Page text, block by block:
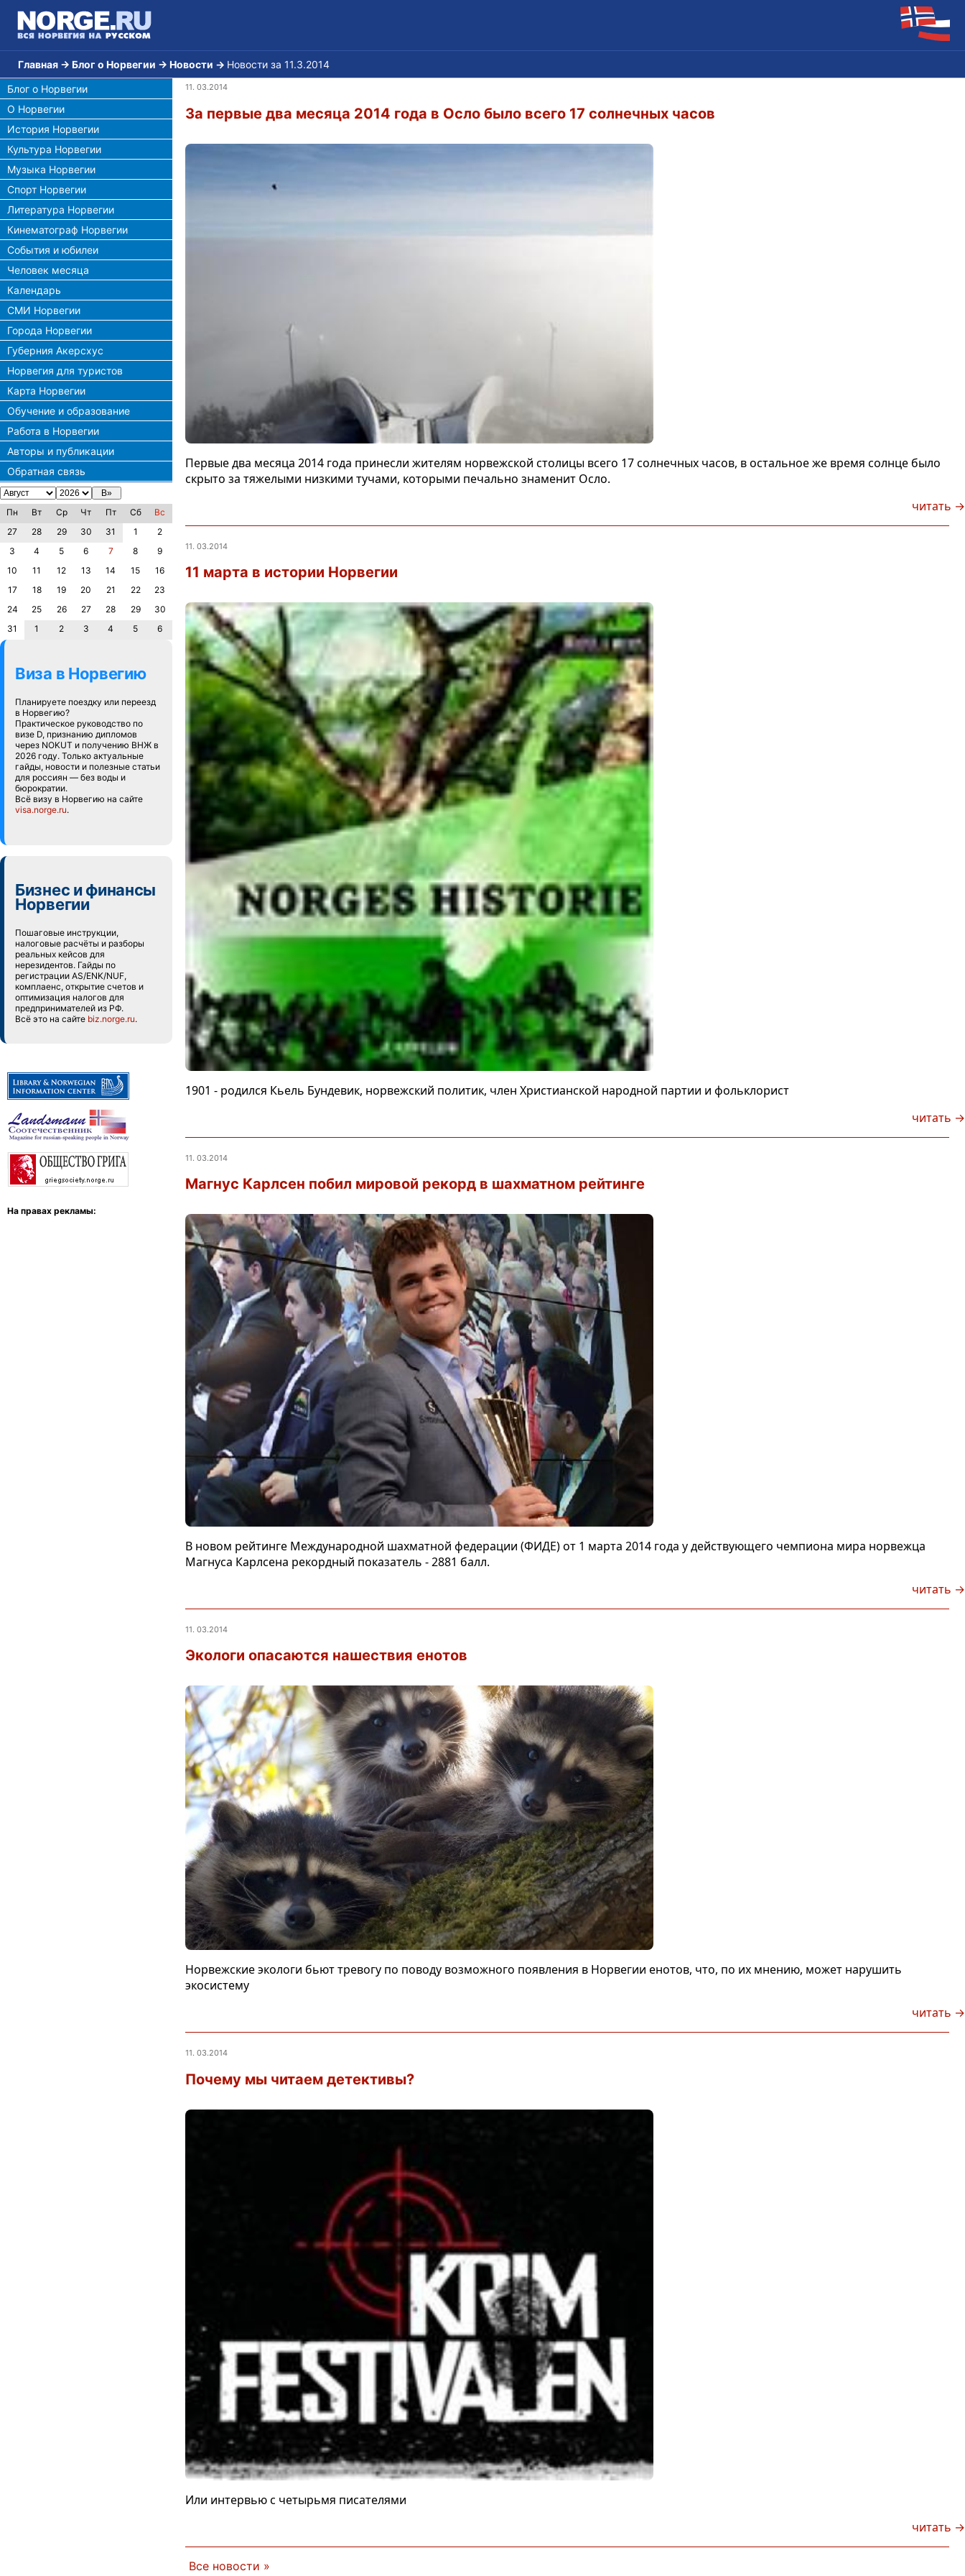
Главная → Блог о Норвегии → Новости → Новости за 11.3.2014
Блог о Норвегии
О Норвегии
История Норвегии
Культура Норвегии
Музыка Норвегии
Спорт Норвегии
Литература Норвегии
Кинематограф Норвегии
События и юбилеи
Человек месяца
Календарь
СМИ Норвегии
Города Норвегии
Губерния Акерсхус
Норвегия для туристов
Карта Норвегии
Обучение и образование
Работа в Норвегии
Авторы и публикации
Обратная связь
Пн Вт Ср Чт Пт Сб
Вс
27
28 29 30 31 1
2
3
4 5 6 7 8
9
10
11 12 13 14 15
16
17
18 19 20 21 22
23
24
25 26 27 28 29
30
31
1 2 3 4 5 6
Виза в Норвегию
Планируете поездку или переезд
в Норвегию?
Практическое руководство по
визе D, признанию дипломов
через NOKUT и получению ВНЖ в
2026 году. Только актуальные
гайды, новости и полезные статьи
для россиян — без воды и
бюрократии.
Всё визу в Норвегию на сайте
visa.norge.ru.
Бизнес и финансы
Норвегии
Пошаговые инструкции,
налоговые расчёты и разборы
реальных кейсов для
нерезидентов. Гайды по
регистрации AS/ENK/NUF,
комплаенс, открытие счетов и
оптимизация налогов для
предпринимателей из РФ.
Всё это на сайте biz.norge.ru.
На правах рекламы:
11. 03.2014
За первые два месяца 2014 года в Осло было всего 17 солнечных часов
Первые два месяца 2014 года принесли жителям норвежской столицы всего 17 солнечных часов, в остальное же время солнце было
скрыто за тяжелыми низкими тучами, которыми печально знаменит Осло.
читать →
11. 03.2014
11 марта в истории Норвегии
1901 - родился Кьель Бундевик, норвежский политик, член Христианской народной партии и фольклорист
читать →
11. 03.2014
Магнус Карлсен побил мировой рекорд в шахматном рейтинге
В новом рейтинге Международной шахматной федерации (ФИДЕ) от 1 марта 2014 года у действующего чемпиона мира норвежца
Магнуса Карлсена рекордный показатель - 2881 балл.
читать →
11. 03.2014
Экологи опасаются нашествия енотов
Норвежские экологи бьют тревогу по поводу возможного появления в Норвегии енотов, что, по их мнению, может нарушить
экосистему
читать →
11. 03.2014
Почему мы читаем детективы?
Или интервью с четырьмя писателями
читать →
Все новости »